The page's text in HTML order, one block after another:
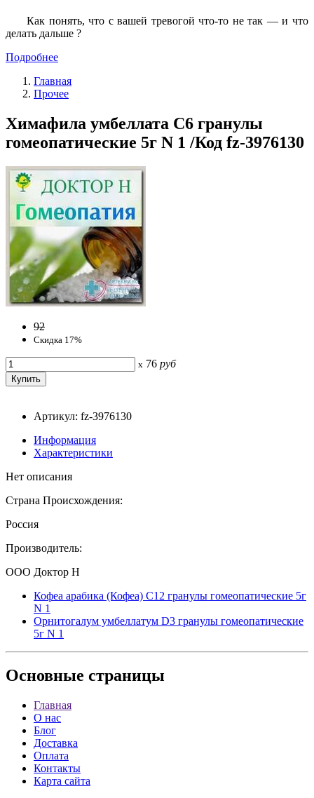
Как понять, что с вашей тревогой что-то не так — и что
делать дальше ?
Подробнее
Главная
Прочее
Химафила умбеллата С6 гранулы
гомеопатические 5г N 1 /Код fz-3976130
92
Скидка 17%
x 76 руб
Артикул: fz-3976130
Информация
Характеристики
Нет описания
Страна Происхождения:
Россия
Производитель:
ООО Доктор Н
Кофеа арабика (Кофеа) С12 гранулы гомеопатические 5г
N 1
Орнитогалум умбеллатум D3 гранулы гомеопатические
5г N 1
Основные страницы
Главная
О нас
Блог
Доставка
Оплата
Контакты
Карта сайта